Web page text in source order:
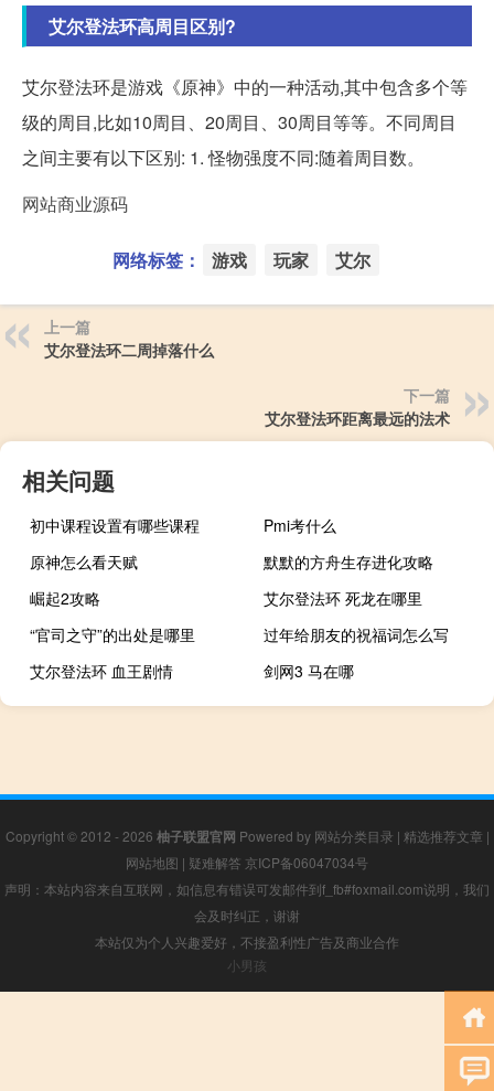
艾尔登法环高周目区别?
艾尔登法环是游戏《原神》中的一种活动,其中包含多个等
级的周目,比如10周目、20周目、30周目等等。不同周目
之间主要有以下区别: 1. 怪物强度不同:随着周目数。
网站商业源码
网络标签： 游戏 玩家 艾尔
上一篇
艾尔登法环二周掉落什么
下一篇
艾尔登法环距离最远的法术
相关问题
初中课程设置有哪些课程
Pmi考什么
原神怎么看天赋
默默的方舟生存进化攻略
崛起2攻略
艾尔登法环 死龙在哪里
“官司之守”的出处是哪里
过年给朋友的祝福词怎么写
艾尔登法环 血王剧情
剑网3 马在哪
Copyright © 2012 - 2026 柚子联盟官网 Powered by 网站分类目录 | 精选推荐文章 |
网站地图 | 疑难解答 京ICP备06047034号
声明：本站内容来自互联网，如信息有错误可发邮件到f_fb#foxmail.com说明，我们
会及时纠正，谢谢
本站仅为个人兴趣爱好，不接盈利性广告及商业合作
小男孩